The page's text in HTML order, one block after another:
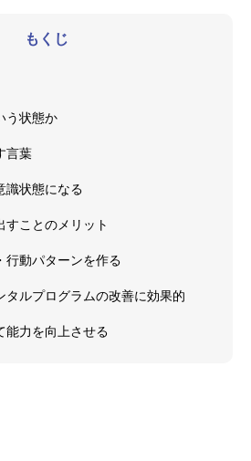
もくじ
う状態か
言葉
識状態になる
すことのメリット
行動パターンを作る
タルプログラムの改善に効果的
能力を向上させる